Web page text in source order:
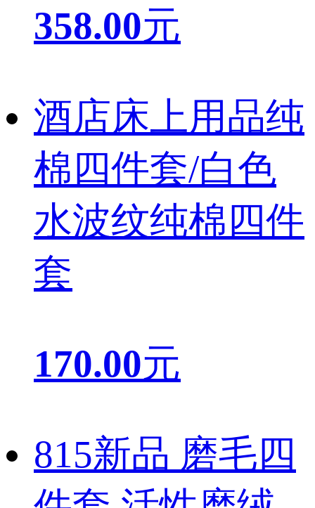
358.00元
酒店床上用品纯
棉四件套/白色
水波纹纯棉四件
套
170.00元
815新品 磨毛四